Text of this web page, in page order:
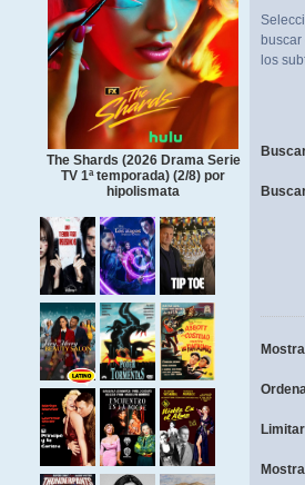
The Shards (2026 Drama Serie
TV 1ª temporada) (2/8) por
hipolismata
los